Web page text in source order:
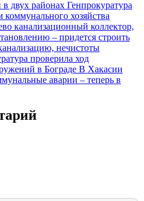
двух районах Генпрокуратура
коммунального хозяйства
канализационный коллектор,
– придется строить
нечистоты
проверила ход
в Бограде В Хакасии
аварии – теперь в